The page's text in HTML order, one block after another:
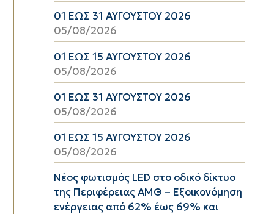
01 ΕΩΣ 31 ΑΥΓΟΥΣΤΟΥ 2026
05/08/2026
01 ΕΩΣ 15 ΑΥΓΟΥΣΤΟΥ 2026
05/08/2026
01 ΕΩΣ 31 ΑΥΓΟΥΣΤΟΥ 2026
05/08/2026
01 ΕΩΣ 15 ΑΥΓΟΥΣΤΟΥ 2026
05/08/2026
Νέος φωτισμός LED στο οδικό δίκτυο
της Περιφέρειας ΑΜΘ – Εξοικονόμηση
ενέργειας από 62% έως 69% και